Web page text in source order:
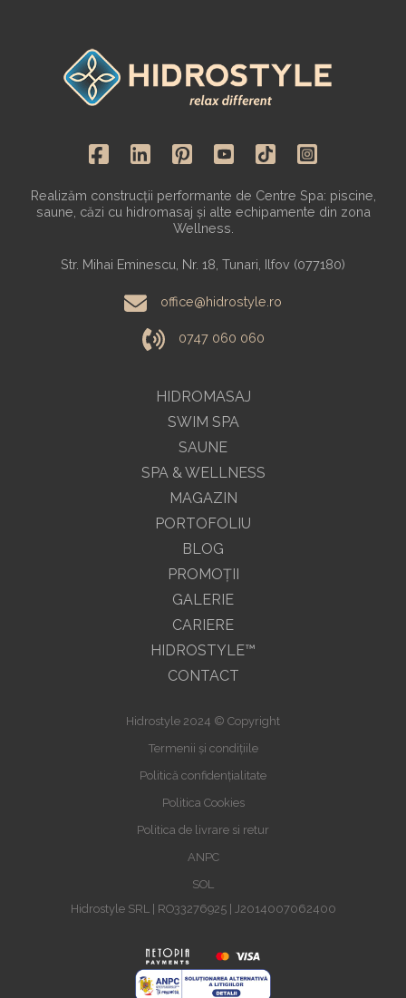
HIDROMASAJ
SWIM SPA
SAUNE
SPA & WELLNESS
MAGAZIN
Realizăm construcții performante de Centre Spa: piscine,
saune, căzi cu hidromasaj și alte echipamente din zona
Wellness.
Str. Mihai Eminescu, Nr. 18, Tunari, Ilfov (077180)
office@hidrostyle.ro
0747 060 060
PORTOFOLIU
BLOG
PROMOŢII
GALERIE
CARIERE
HIDROSTYLE™
CONTACT
Hidrostyle 2024 © Copyright
Termenii și condițiile
Politică confidențialitate
Politica Cookies
Politica de livrare si retur
ANPC
SOL
Hidrostyle SRL | RO33276925 | J2014007062400